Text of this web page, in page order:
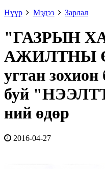
Нүүр
Мэдээ Зарлал
"ГАЗРЫН
АЖИЛТНЫ
угтан
буй
ний өдөр
2016-04-27